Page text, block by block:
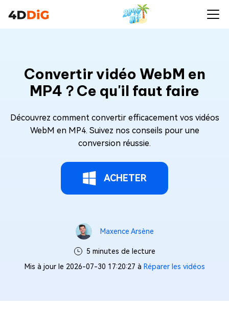
Convertir vidéo WebM en
MP4？Ce qu'il faut faire
Découvrez comment convertir efficacement vos vidéos
WebM en MP4. Suivez nos conseils pour une
conversion réussie.
ACHETER
Maxence Arsène
5 minutes de lecture
Mis à jour le 2026-07-30 17:20:27 à Réparer les vidéos